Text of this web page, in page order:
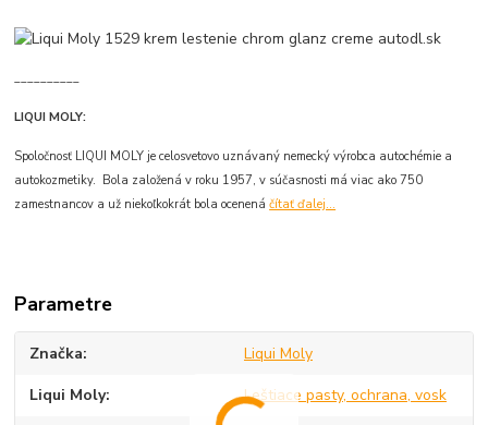
LIQUI MOLY:
Spoločnosť LIQUI MOLY je celosvetovo uznávaný nemecký výrobca autochémie a
autokozmetiky. Bola založená v roku 1957, v súčasnosti má viac ako 750
zamestnancov a už niekoľkokrát bola ocenenáčítať ďalej...
Parametre
Značka Liqui Moly
Liqui Moly Leštiace pasty, ochrana, vosk